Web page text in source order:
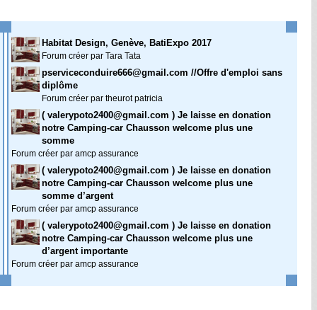
Habitat Design, Genève, BatiExpo 2017
Forum créer par Tara Tata
pserviceconduire666@gmail.com //Offre d'emploi sans
diplôme
Forum créer par theurot patricia
( valerypoto2400@gmail.com ) Je laisse en donation
notre Camping-car Chausson welcome plus une
somme
Forum créer par amcp assurance
( valerypoto2400@gmail.com ) Je laisse en donation
notre Camping-car Chausson welcome plus une
somme d’argent
Forum créer par amcp assurance
( valerypoto2400@gmail.com ) Je laisse en donation
notre Camping-car Chausson welcome plus une
d’argent importante
Forum créer par amcp assurance